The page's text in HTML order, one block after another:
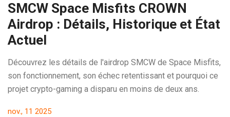
SMCW Space Misfits CROWN
Airdrop : Détails, Historique et État
Actuel
Découvrez les détails de l'airdrop SMCW de Space Misfits,
son fonctionnement, son échec retentissant et pourquoi ce
projet crypto-gaming a disparu en moins de deux ans.
nov., 11 2025